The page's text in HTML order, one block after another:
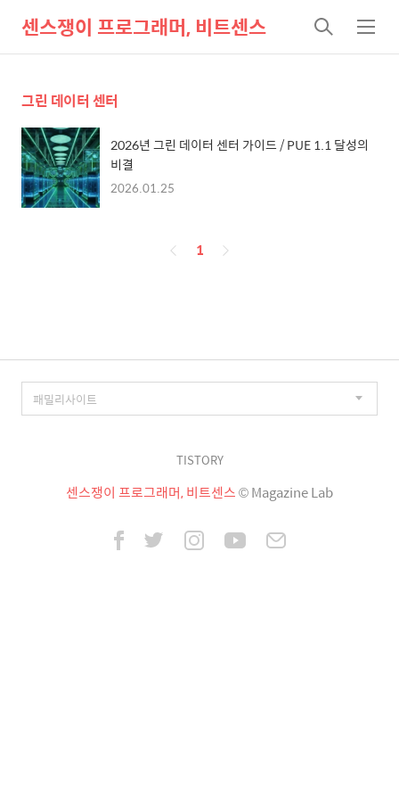
센스쟁이 프로그래머, 비트센스
검
색
메
뉴
그린 데이터 센터
2026년 그린 데이터 센터 가이드 / PUE 1.1 달성의
비결
2026.01.25
페
1
TISTORY
센스쟁이 프로그래머, 비트센스© Magazine Lab